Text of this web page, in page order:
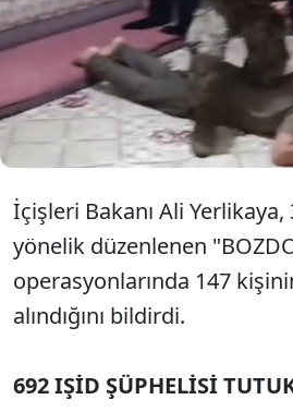
2023-25 Mart
operasyon
gözaltına alındı.
İçişleri Bakanı Ali
yönelik düzenlenen
operasyonlarında 147
alındığını bildirdi.
692 IŞİD ŞÜPHELİSİ